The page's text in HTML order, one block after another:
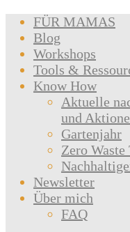
FÜR MAMAS
Blog
Workshops
Tools &
Know How
Aktuelle
und
Gartenjahr
Zero Waste
Newsletter
Über mich
FAQ